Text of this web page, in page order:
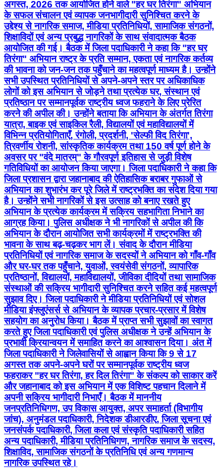
अगस्त, 2026 तक आयोजित होने वाले "हर घर तिरंगा" अभियान
के सफल संचालन एवं व्यापक जनभागीदारी सुनिश्चित करने के
उद्देश्य से नागरिक समाज, मीडिया प्रतिनिधियों, सामाजिक संगठनों,
शिक्षाविदों एवं अन्य प्रबुद्ध नागरिकों के साथ संवादात्मक बैठक
आयोजित की गई। बैठक में जिला पदाधिकारी ने कहा कि "हर घर
तिरंगा" अभियान राष्ट्र के प्रति सम्मान, एकता एवं नागरिक कर्तव्य
की भावना को जन-जन तक पहुँचाने का महत्वपूर्ण माध्यम है। उन्होंने
सभी उपस्थित प्रतिनिधियों से अपने-अपने स्तर पर अधिकाधिक
लोगों को इस अभियान से जोड़ने तथा प्रत्येक घर, संस्थान एवं
प्रतिष्ठान पर सम्मानपूर्वक राष्ट्रीय ध्वज फहराने के लिए प्रेरित
करने की अपील की। उन्होंने बताया कि अभियान के अंतर्गत तिरंगा
यात्रा, बाइक एवं साइकिल रैली, विद्यालयों एवं महाविद्यालयों में
विभिन्न प्रतियोगिताएँ, रंगोली, प्रदर्शनी, 'सेल्फी विद तिरंगा',
त्रिवर्णीय रोशनी, सांस्कृतिक कार्यक्रम तथा 150 वर्ष पूर्ण होने के
अवसर पर "वंदे मातरम्" के गौरवपूर्ण इतिहास से जुड़ी विशेष
गतिविधियों का आयोजन किया जाएगा। जिला पदाधिकारी ने कहा कि
जिला प्रशासन द्वारा जहानाबाद की ऐतिहासिक बराबर गुफाओं से
अभियान का शुभारंभ कर पूरे जिले में राष्ट्रभक्ति का संदेश दिया गया
है। उन्होंने सभी नागरिकों से इस उत्साह को बनाए रखते हुए
अभियान के प्रत्येक कार्यक्रम में सक्रिय सहभागिता निभाने का
आग्रह किया। पुलिस अधीक्षक ने भी नागरिकों से अपील की कि
अभियान के दौरान आयोजित सभी कार्यक्रमों में राष्ट्रभक्ति की
भावना के साथ बढ़-चढ़कर भाग लें। संवाद के दौरान मीडिया
प्रतिनिधियों एवं नागरिक समाज के सदस्यों ने अभियान को गाँव-गाँव
और घर-घर तक पहुँचाने, युवाओं, स्वयंसेवी संगठनों, व्यापारिक
प्रतिष्ठानों, विद्यालयों, महाविद्यालयों, जीविका दीदियों तथा सामाजिक
संस्थाओं की सक्रिय भागीदारी सुनिश्चित करने सहित कई महत्वपूर्ण
सुझाव दिए। जिला पदाधिकारी ने मीडिया प्रतिनिधियों एवं सोशल
मीडिया इंफ्लुएंसर्स से अभियान के व्यापक प्रचार-प्रसार में विशेष
सहयोग का अनुरोध किया। बैठक में प्राप्त सभी सुझावों का स्वागत
करते हुए जिला पदाधिकारी एवं पुलिस अधीक्षक ने उन्हें अभियान के
प्रभावी क्रियान्वयन में समाहित करने का आश्वासन दिया। अंत में
जिला पदाधिकारी ने जिलेवासियों से आह्वान किया कि 9 से 17
अगस्त तक अपने-अपने घरों पर सम्मानपूर्वक राष्ट्रीय ध्वज
फहराकर "हर घर तिरंगा, हर दिल तिरंगा" के संकल्प को साकार करें
और जहानाबाद को इस अभियान में एक विशिष्ट पहचान दिलाने में
अपनी सक्रिय भागीदारी निभाएँ। बैठक में माननीय
जनप्रतिनिधिगण, उप विकास आयुक्त, अपर समाहर्ता (विभागीय
जांच), अनुमंडल पदाधिकारी, निदेशक डीआरडीए, जिला सूचना एवं
जनसंपर्क पदाधिकारी, जिला कला एवं संस्कृति पदाधिकारी सहित
अन्य पदाधिकारी, मीडिया प्रतिनिधिगण, नागरिक समाज के सदस्य,
शिक्षाविद, सामाजिक संगठनों के प्रतिनिधि एवं अन्य गणमान्य
नागरिक उपस्थित रहे।